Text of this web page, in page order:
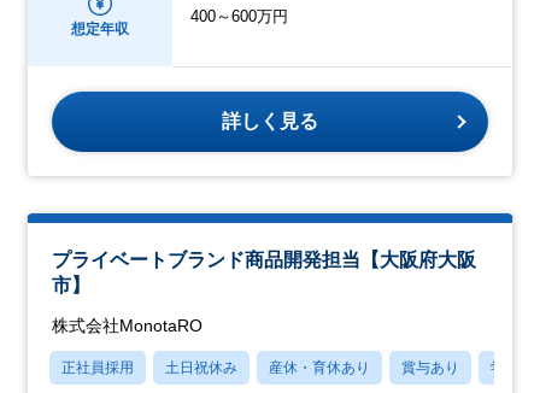
想定年収
400～600万円
詳しく見る
プライベートブランド商品開発担当【大阪府大阪
市】
株式会社MonotaRO
正社員採用 土日祝休み 産休・育休あり 賞与あり 学歴不